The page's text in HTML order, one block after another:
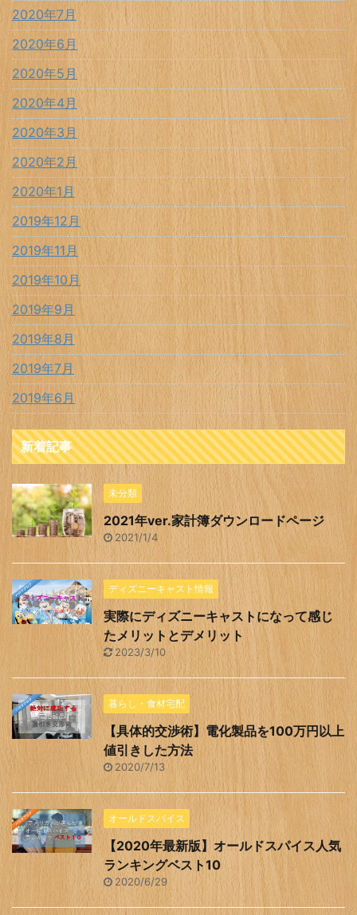
2020年7月
2020年6月
2020年5月
2020年4月
2020年3月
2020年2月
2020年1月
2019年12月
2019年11月
2019年10月
2019年9月
2019年8月
2019年7月
2019年6月
新着記事
未分類
2021年ver.家計簿ダウンロードページ
2021/1/4
ディズニーキャスト情報
実際にディズニーキャストになって感じ
たメリットとデメリット
2023/3/10
暮らし・食材宅配
【具体的交渉術】電化製品を100万円以上
値引きした方法
2020/7/13
オールドスパイス
【2020年最新版】オールドスパイス人気
ランキングベスト10
2020/6/29